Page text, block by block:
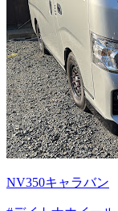
NV350キャラバン